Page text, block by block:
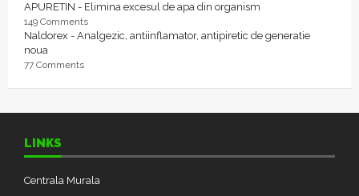
APURETIN - Elimina excesul de apa din organism
149 Comments
Naldorex - Analgezic, antiinflamator, antipiretic de generatie
noua
77 Comments
LINKS
Centrala Murala